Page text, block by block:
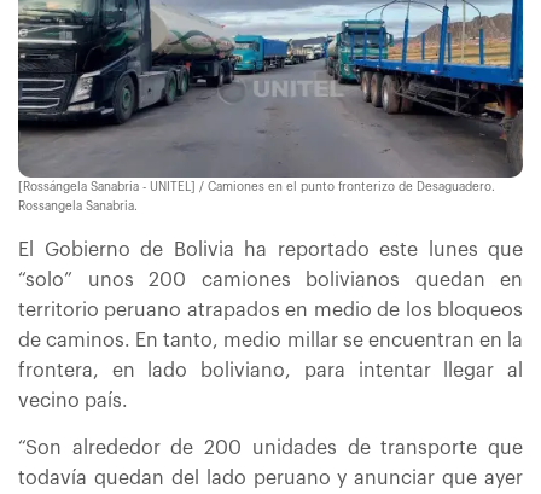
[Rossángela Sanabria - UNITEL] / Camiones en el punto fronterizo de Desaguadero.
Rossangela Sanabria.
El Gobierno de Bolivia ha reportado este lunes que
“solo” unos 200 camiones bolivianos quedan en
territorio peruano atrapados en medio de los bloqueos
de caminos. En tanto, medio millar se encuentran en la
frontera, en lado boliviano, para intentar llegar al
vecino país.
“Son alrededor de 200 unidades de transporte que
todavía quedan del lado peruano y anunciar que ayer